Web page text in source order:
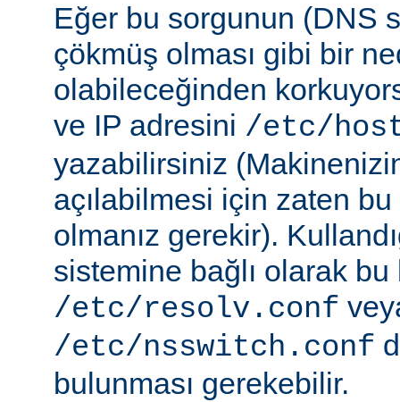
Eğer bu sorgunun (DNS
çökmüş olması gibi bir
olabileceğinden
ve IP adresini /etc/
yazabilirsiniz
açılabilmesi için zaten bu
olmanız gerekir).
sistemine bağlı olarak bu
/etc/resolv.conf
/etc/nsswitch.conf
bulunması gerekebilir.